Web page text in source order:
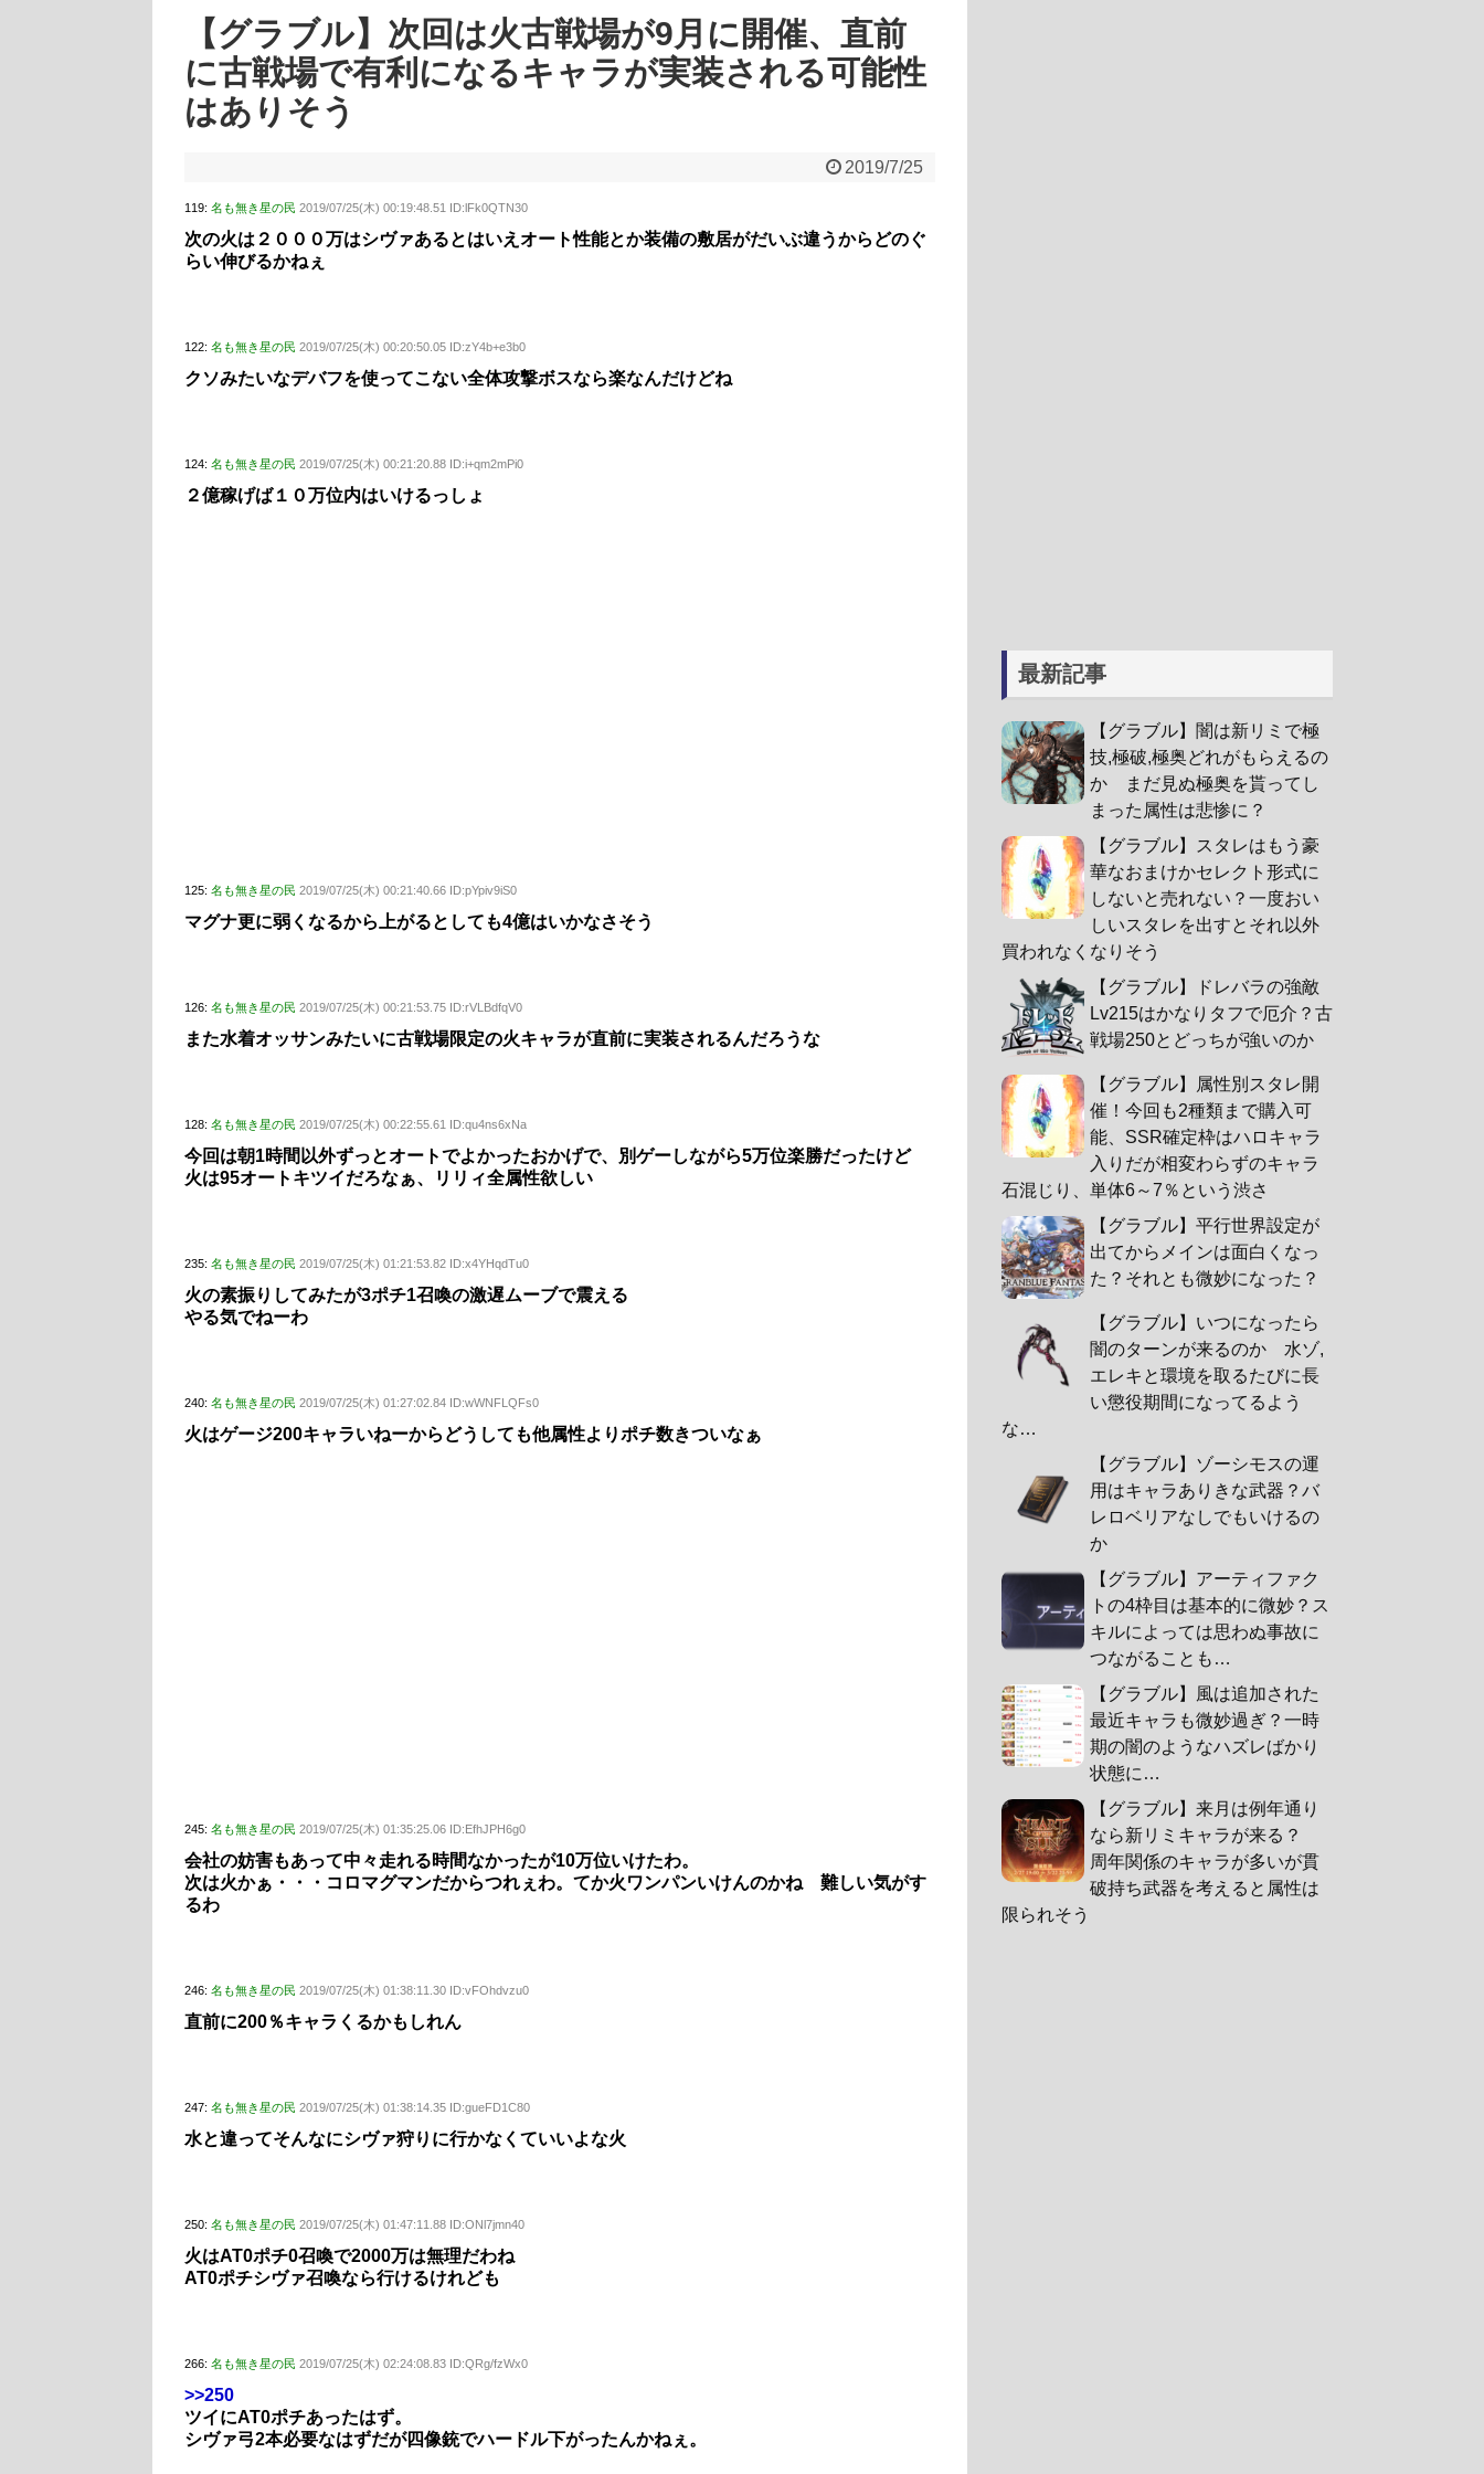
【グラブル】次回は火古戦場が9月に開催、直前
に古戦場で有利になるキャラが実装される可能性
はありそう
2019/7/25
119: 名も無き星の民 2019/07/25(木) 00:19:48.51 ID:lFk0QTN30
次の火は２０００万はシヴァあるとはいえオート性能とか装備の敷居がだいぶ違うからどのぐ
らい伸びるかねぇ
122: 名も無き星の民 2019/07/25(木) 00:20:50.05 ID:zY4b+e3b0
クソみたいなデバフを使ってこない全体攻撃ボスなら楽なんだけどね
124: 名も無き星の民 2019/07/25(木) 00:21:20.88 ID:i+qm2mPi0
２億稼げば１０万位内はいけるっしょ
125: 名も無き星の民 2019/07/25(木) 00:21:40.66 ID:pYpiv9iS0
マグナ更に弱くなるから上がるとしても4億はいかなさそう
126: 名も無き星の民 2019/07/25(木) 00:21:53.75 ID:rVLBdfqV0
また水着オッサンみたいに古戦場限定の火キャラが直前に実装されるんだろうな
128: 名も無き星の民 2019/07/25(木) 00:22:55.61 ID:qu4ns6xNa
今回は朝1時間以外ずっとオートでよかったおかげで、別ゲーしながら5万位楽勝だったけど
火は95オートキツイだろなぁ、リリィ全属性欲しい
235: 名も無き星の民 2019/07/25(木) 01:21:53.82 ID:x4YHqdTu0
火の素振りしてみたが3ポチ1召喚の激遅ムーブで震える
やる気でねーわ
240: 名も無き星の民 2019/07/25(木) 01:27:02.84 ID:wWNFLQFs0
火はゲージ200キャラいねーからどうしても他属性よりポチ数きついなぁ
245: 名も無き星の民 2019/07/25(木) 01:35:25.06 ID:EfhJPH6g0
会社の妨害もあって中々走れる時間なかったが10万位いけたわ。
次は火かぁ・・・コロマグマンだからつれぇわ。てか火ワンパンいけんのかね 難しい気がす
るわ
246: 名も無き星の民 2019/07/25(木) 01:38:11.30 ID:vFOhdvzu0
直前に200％キャラくるかもしれん
247: 名も無き星の民 2019/07/25(木) 01:38:14.35 ID:gueFD1C80
水と違ってそんなにシヴァ狩りに行かなくていいよな火
250: 名も無き星の民 2019/07/25(木) 01:47:11.88 ID:ONl7jmn40
火はAT0ポチ0召喚で2000万は無理だわね
AT0ポチシヴァ召喚なら行けるけれども
266: 名も無き星の民 2019/07/25(木) 02:24:08.83 ID:QRg/fzWx0
>>250
ツイにAT0ポチあったはず。
シヴァ弓2本必要なはずだが四像銃でハードル下がったんかねぇ。
最新記事
【グラブル】闇は新リミで極
技,極破,極奥どれがもらえるの
か まだ見ぬ極奥を貰ってし
まった属性は悲惨に？
【グラブル】スタレはもう豪
華なおまけかセレクト形式に
しないと売れない？一度おい
しいスタレを出すとそれ以外
買われなくなりそう
【グラブル】ドレバラの強敵
Lv215はかなりタフで厄介？古
戦場250とどっちが強いのか
【グラブル】属性別スタレ開
催！今回も2種類まで購入可
能、SSR確定枠はハロキャラ
入りだが相変わらずのキャラ
石混じり、単体6～7％という渋さ
【グラブル】平行世界設定が
出てからメインは面白くなっ
た？それとも微妙になった？
【グラブル】いつになったら
闇のターンが来るのか 水ゾ,
エレキと環境を取るたびに長
い懲役期間になってるよう
な…
【グラブル】ゾーシモスの運
用はキャラありきな武器？バ
レロベリアなしでもいけるの
か
【グラブル】アーティファク
トの4枠目は基本的に微妙？ス
キルによっては思わぬ事故に
つながることも…
【グラブル】風は追加された
最近キャラも微妙過ぎ？一時
期の闇のようなハズレばかり
状態に…
【グラブル】来月は例年通り
なら新リミキャラが来る？
周年関係のキャラが多いが貫
破持ち武器を考えると属性は
限られそう